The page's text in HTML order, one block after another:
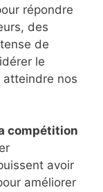
répondre
des
de
le
atteindre nos
compétition
avoir
améliorer